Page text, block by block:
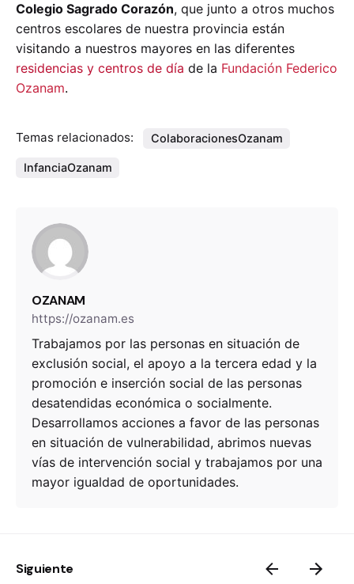
Colegio Sagrado Corazón, que junto a otros muchos
centros escolares de nuestra provincia están
visitando a nuestros mayores en las diferentes
residencias y centros de día de la Fundación Federico
Ozanam.
Temas relacionados: ColaboracionesOzanam
InfanciaOzanam
OZANAM
https://ozanam.es
Trabajamos por las personas en situación de
exclusión social, el apoyo a la tercera edad y la
promoción e inserción social de las personas
desatendidas económica o socialmente.
Desarrollamos acciones a favor de las personas
en situación de vulnerabilidad, abrimos nuevas
vías de intervención social y trabajamos por una
mayor igualdad de oportunidades.
Siguiente